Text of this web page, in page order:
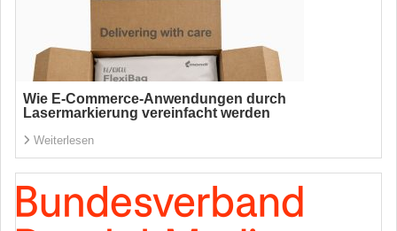
Wie E-Commerce-Anwendungen durch
Lasermarkierung vereinfacht werden
Weiterlesen